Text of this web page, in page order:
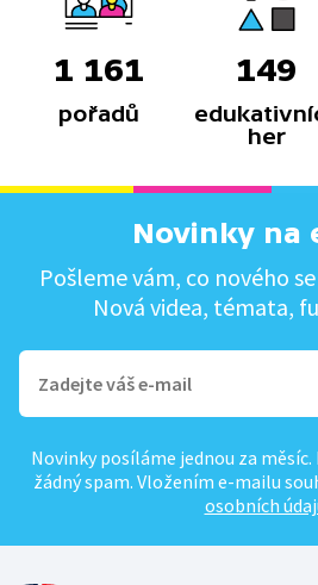
1 161
pořadů
149
her
Novinky na
Pošleme vám, co nového
Nová videa, témata,
Novinky posíláme jednou za
žádný spam. Vložením e-mailu
osobních